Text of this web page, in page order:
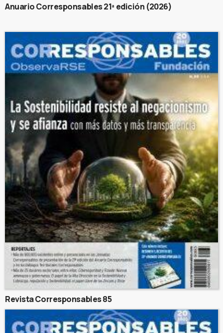
Anuario Corresponsables 21ª edición (2026)
Revista Corresponsables 85